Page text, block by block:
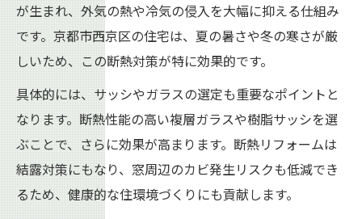
が生まれ、外気の熱や冷気の侵入を大幅に抑える仕組み
です。京都市西京区の住宅は、夏の暑さや冬の寒さが厳
しいため、この断熱対策が特に効果的です。
具体的には、サッシやガラスの選定も重要なポイントと
なります。断熱性能の高い複層ガラスや樹脂サッシを選
ぶことで、さらに効果が高まります。断熱リフォームは
結露対策にもなり、窓周辺のカビ発生リスクも低減でき
るため、健康的な住環境づくりにも貢献します。